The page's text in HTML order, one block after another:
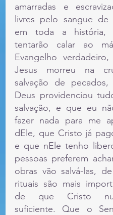
amarradas e
livres pelo sangue de
em toda a história,
tentarão calar ao
Evangelho
Jesus morreu na
salvação de
Deus providenciou
salvação, e que eu
fazer nada para me
dEle, que Cristo já
e que nEle tenho
pessoas preferem
obras vão salvá-las,
rituais são mais
de que Cristo
suficiente. Que o